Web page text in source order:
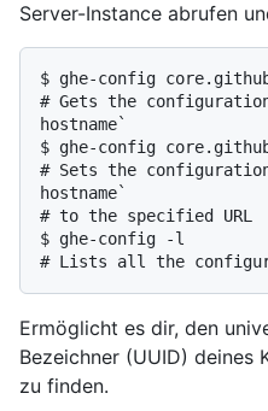
Server-Instance abrufen
$ ghe-config
# Gets the
hostname`
$ ghe-config core.github-
# Sets the
hostname`
# to the specified URL
$ ghe-config -l
# Lists all the
Ermöglicht es dir, den
Bezeichner (UUID) deines
zu finden.